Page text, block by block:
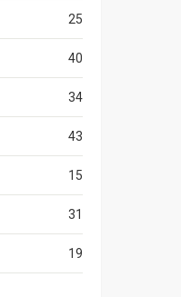
25
40
34
43
15
31
19